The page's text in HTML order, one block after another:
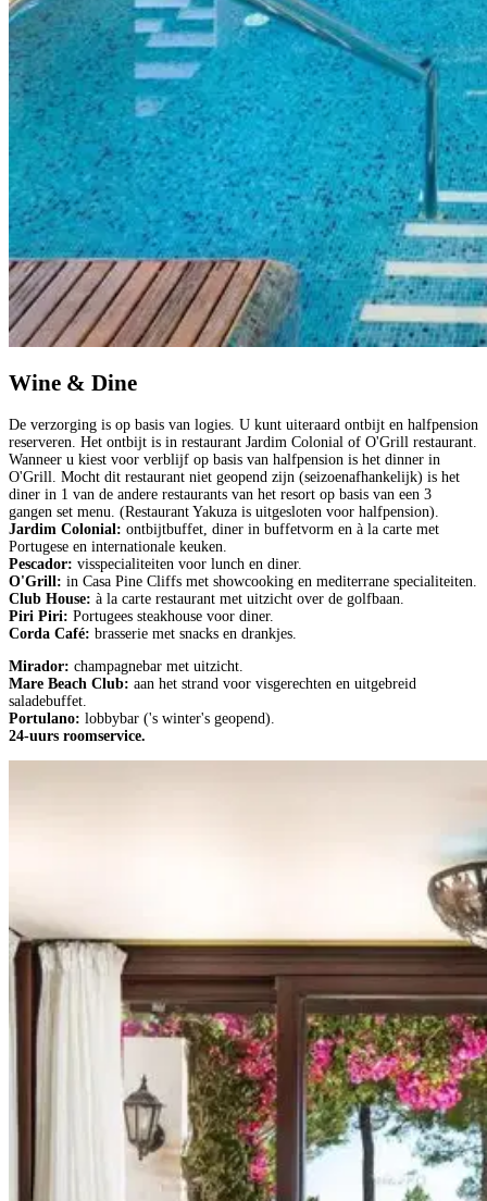
Wine & Dine
De verzorging is op basis van logies. U kunt uiteraard ontbijt en halfpension
reserveren. Het ontbijt is in restaurant Jardim Colonial of O'Grill restaurant.
Wanneer u kiest voor verblijf op basis van halfpension is het dinner in
O'Grill. Mocht dit restaurant niet geopend zijn (seizoenafhankelijk) is het
diner in 1 van de andere restaurants van het resort op basis van een 3
gangen set menu. (Restaurant Yakuza is uitgesloten voor halfpension).
Jardim Colonial: ontbijtbuffet, diner in buffetvorm en à la carte met
Portugese en internationale keuken.
Pescador: visspecialiteiten voor lunch en diner.
O'Grill: in Casa Pine Cliffs met showcooking en mediterrane specialiteiten.
Club House: à la carte restaurant met uitzicht over de golfbaan.
Piri Piri: Portugees steakhouse voor diner.
Corda Café: brasserie met snacks en drankjes.
Mirador: champagnebar met uitzicht.
Mare Beach Club: aan het strand voor visgerechten en uitgebreid
saladebuffet.
Portulano: lobbybar ('s winter's geopend).
24-uurs roomservice.